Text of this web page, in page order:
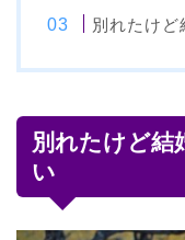
別れたけど
別れたけど結
い